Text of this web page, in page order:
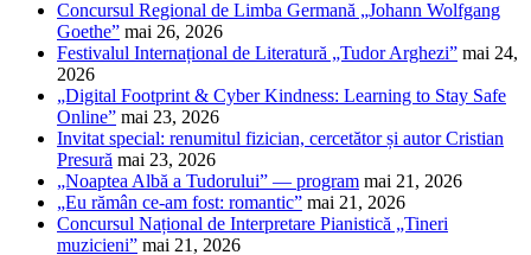
Concursul Regional de Limba Germană „Johann Wolfgang
Goethe” mai 26, 2026
Festivalul Internațional de Literatură „Tudor Arghezi” mai 24,
2026
„Digital Footprint & Cyber Kindness: Learning to Stay Safe
Online” mai 23, 2026
Invitat special: renumitul fizician, cercetător și autor Cristian
Presură mai 23, 2026
„Noaptea Albă a Tudorului” — program mai 21, 2026
„Eu rămân ce-am fost: romantic” mai 21, 2026
Concursul Național de Interpretare Pianistică „Tineri
muzicieni” mai 21, 2026